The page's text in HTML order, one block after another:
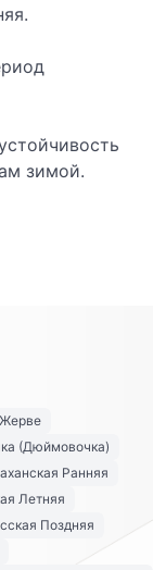
зимой.
(Дюймовочка)
Ранняя
Летняя
Поздняя